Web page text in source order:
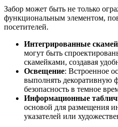
Забор может быть не только
функциональным элементом,
посетителей.
Интегрированные
могут быть
скамейками, создавая
Освещение: Встроенное
выполнять
безопасность в темное
Информационные
основой для размещения
указателей или